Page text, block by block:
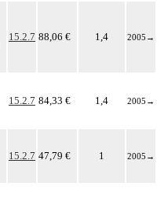
15.2.7 88,06 € 1,4 2005 →
15.2.7 84,33 € 1,4 2005 →
15.2.7 47,79 € 1 2005 →